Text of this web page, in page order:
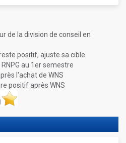
de la division de conseil en
positif, ajuste sa cible
au 1er semestre
l'achat de WNS
positif après WNS
Favoris